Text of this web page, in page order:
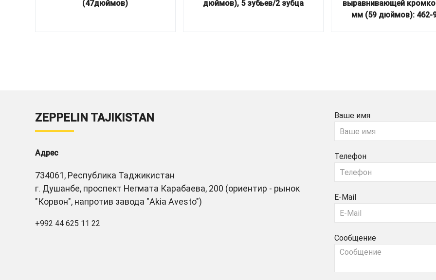
(47дюймов)
дюймов), 5 зубьев/2 зубца
выравнивающей
мм (59 дюймов): 462-
ZEPPELIN TAJIKISTAN
Адрес
734061, Республика Таджикистан
г. Душанбе, проспект Негмата Карабаева, 200 (ориентир - рынок
"Корвон", напротив завода "Akia Avesto")
+992 44 625 11 22
Ваше имя
Телефон
E-Mail
Сообщение